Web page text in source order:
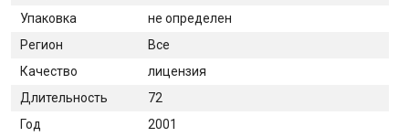
Упаковка
не определен
Регион
Все
Качество
лицензия
Длительность
72
Год
2001